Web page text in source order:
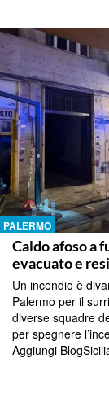
PALERMO
Caldo afoso a
evacuato e
Un incendio è
Palermo per il
diverse squadre
per spegnere
Aggiungi